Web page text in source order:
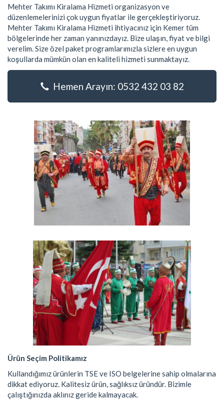
Mehter Takımı Kiralama Hizmeti organizasyon ve
düzenlemelerinizi çok uygun fiyatlar ile gerçekleştiriyoruz.
Mehter Takımı Kiralama Hizmeti ihtiyacınız için Kemer tüm
bölgelerinde her zaman yanınızdayız. Bize ulaşın, fiyat ve bilgi
verelim. Size özel paket programlarımızla sizlere en uygun
koşullarda mümkün olan en kaliteli hizmeti sunmaktayız.
Hemen Arayın: 0532 432 03 82
Ürün Seçim Politikamız
Kullandığımız ürünlerin TSE ve ISO belgelerine sahip olmalarına
dikkat ediyoruz. Kalitesiz ürün, sağlıksız üründür. Bizimle
çalıştığınızda aklınız geride kalmayacak.